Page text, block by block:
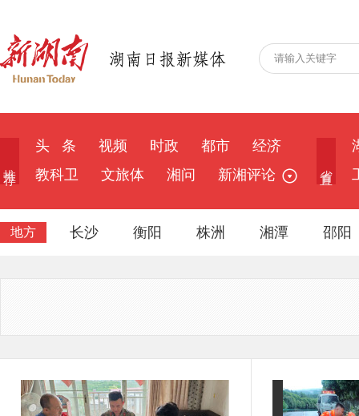
头 条 视频 时政 都市
经济
教科卫
文旅体 湘问 新湘评论
地方 长沙 衡阳 株洲 湘潭 邵阳